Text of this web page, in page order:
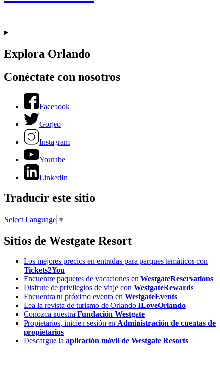
Explora Orlando
Conéctate con nosotros
Facebook
Gorjeo
Instagram
Youtube
LinkedIn
Traducir este sitio
Select Language ▼
Sitios de Westgate Resort
Los mejores precios en entradas para parques temáticos con
Tickets2You
Encuentre paquetes de vacaciones en WestgateReservations
Disfrute de privilegios de viaje con WestgateRewards
Encuentra tu próximo evento en WestgateEvents
Lea la revista de turismo de Orlando ILoveOrlando
Conozca nuestra Fundación Westgate
Propietarios, inicien sesión en Administración de cuentas de
propietarios
Descargue la aplicación móvil de Westgate Resorts